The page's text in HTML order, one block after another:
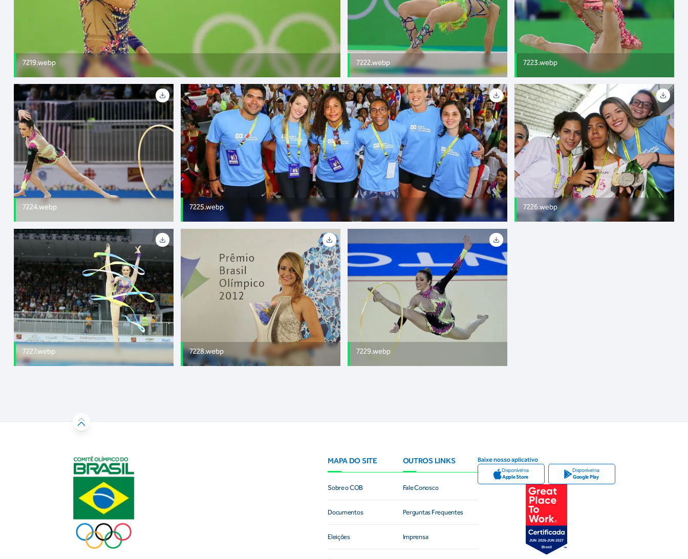
7219.webp 7222.webp 7223.webp
7224.webp 7225.webp 7226.webp
7227.webp 7228.webp 7229.webp
MAPA DO SITE
Sobre o COB
Documentos
Eleições
OUTROS LINKS
Fale Conosco
Perguntas Frequentes
Imprensa
Baixe nosso aplicativo
Disponível na
Apple Store
Disponível na
Google Play